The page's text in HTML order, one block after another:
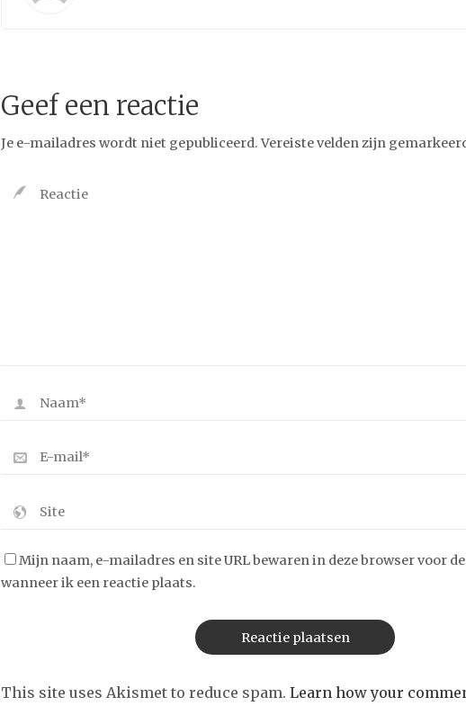
Geef een reactie
Je e-mailadres wordt niet gepubliceerd. Vereiste velden zijn
Mijn naam, e-mailadres en site URL bewaren in deze browser voor
wanneer ik een reactie plaats.
This site uses Akismet to reduce spam. Learn how your